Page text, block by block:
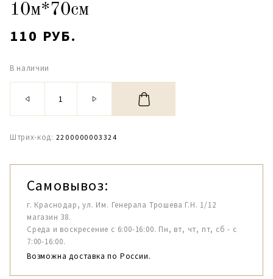
10м*70см
110 РУБ.
В наличии
Штрих-код: 2200000003324
Самовывоз:
г. Краснодар, ул. Им. Генерала Трошева Г.Н. 1/12
магазин 38.
Среда и воскресение с 6:00-16:00. Пн, вт, чт, пт, сб - с
7:00-16:00.
Возможна доставка по России.